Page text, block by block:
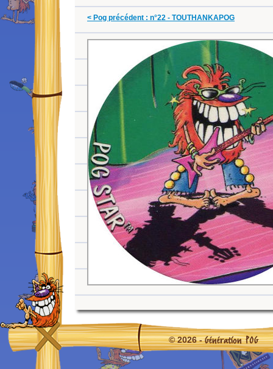
< Pog précédent : n°22 - TOUTHANKAPOG
© 2026 -Génération POG